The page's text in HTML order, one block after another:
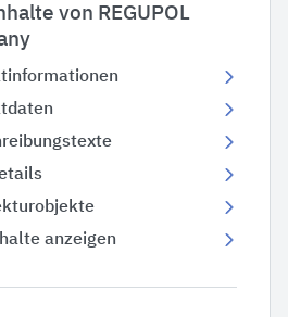
von REGUPOL
anzeigen